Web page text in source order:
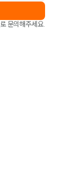
로 문의해주세요.